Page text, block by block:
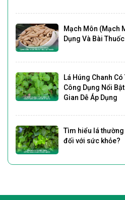
Mạch Môn (Mạch
Dụng Và Bài
Lá Húng Chanh
Công Dụng Nổi
Gian Dễ Áp Dụng
Tìm hiểu lá
đối với sức khỏe?